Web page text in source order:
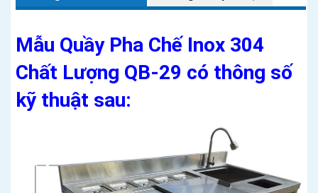
Mẫu Quầy Pha Chế Inox 304
Chất Lượng QB-29 có thông số
kỹ thuật sau: